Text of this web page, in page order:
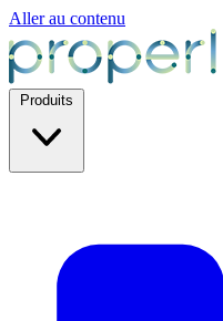
Aller au contenu